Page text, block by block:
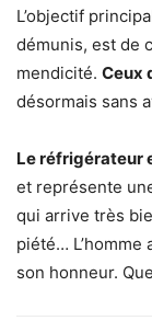
L’objectif
démunis, est de
mendicité. Ceux
désormais sans
Le réfrigérateur
et représente
qui arrive très
piété… L’homme
son honneur.